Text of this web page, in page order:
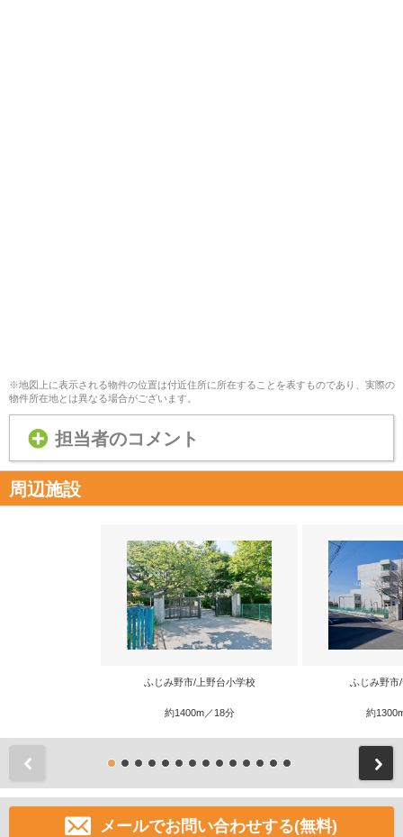
※地図上に表示される物件の位置は付近住所に所在することを表すものであり、実際の
物件所在地とは異なる場合がございます。
担当者のコメント
周辺施設
ふじみ野市/上野台小学校
約1400m／18分
ふじみ野市
約
メールでお問い合わせする(無料)